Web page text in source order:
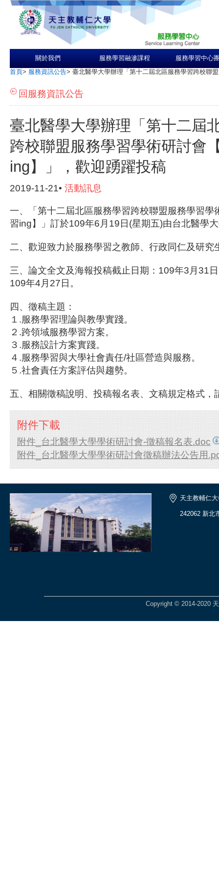
關於我們 服務學習融滲課程 服務學習中心
首頁> 服務資訊公告> 臺北醫學大學辦理「第十二屆北區服務學習跨校聯
回服務資訊公告
臺北醫學大學辦理「第十二屆
跨校聯盟服務學習學術研討會
ing】」，歡迎踴躍投稿
2019-11-21• 活動訊息
一、「第十二屆北區服務學習跨校聯盟服務學習學
習ing】」訂於109年6月19日(星期五)由台北醫學
二、歡迎致力於服務學習之教師、行政同仁及研究
三、論文全文及海報投稿截止日期：109年3月31
109年4月27日。
四、徵稿主題：
１.服務學習理論與教學實踐。
２.跨領域服務學習方案。
３.服務設計方案實踐。
４.服務學習與大學社會責任/社區營造與服務。
５.社會責任方案評估與趨勢。
五、相關徵稿說明、投稿報名表、文稿規定格式，
附件下載
附件_台北醫學大學學術研討會-徵稿報名表.doc
附件_台北醫學大學學術研討會徵稿辦法公告用
天主教輔仁
242062 新北
Copyright © 2014-2020